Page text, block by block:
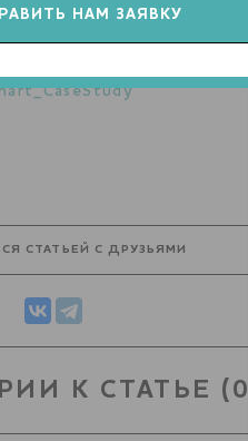
СТАТЬЕЙ С ДРУЗЬЯМИ
К СТАТЬЕ